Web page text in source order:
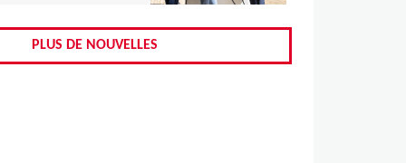
,
,
PLUS DE NOUVELLES